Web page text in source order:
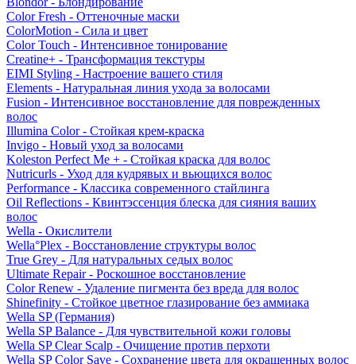
Color Fresh - Оттеночные маски
ColorMotion - Сила и цвет
Color Touch - Интенсивное тонирование
Creatine+ - Трансформация текстуры
EIMI Styling - Настроение вашего стиля
Elements - Натуральная линия ухода за волосами
Fusion - Интенсивное восстановление для поврежденных
волос
Illumina Color - Стойкая крем-краска
Invigo - Новый уход за волосами
Koleston Perfect Me + - Стойкая краска для волос
Nutricurls - Уход для кудрявых и вьющихся волос
Performance - Классика современного стайлинга
Oil Reflections - Квинтэссенция блеска для сияния ваших
волос
Wella - Окислители
Wella°Plex - Восстановление структуры волос
True Grey - Для натуральных седых волос
Ultimate Repair - Роскошное восстановление
Color Renew - Удаление пигмента без вреда для волос
Shinefinity - Стойкое цветное глазирование без аммиака
Wella SP (Германия)
Wella SP Balance - Для чувствительной кожи головы
Wella SP Clear Scalp - Очищение против перхоти
Wella SP Color Save - Сохранение цвета для окрашенных волос